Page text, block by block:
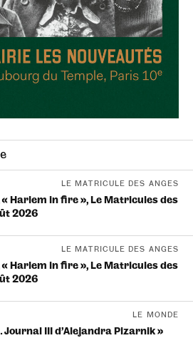
Harlem in fire », Le Matricules des
2026
LE MATRICULE DES ANGES
Harlem in fire », Le Matricules des
2026
LE MATRICULE DES ANGES
Journal III d’Alejandra Pizarnik »
LE MONDE